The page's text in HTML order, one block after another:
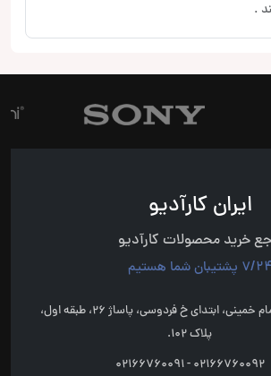
.
ایران کارآدیو
خرید محصولات کارآدیو
پشتیبان شما هستیم
تهران، میدان امام خمینی، ابتدای خ فردوسی، پاساژ 26، طبقه اول،
پلاک 102.
02166760092 - 02166760091